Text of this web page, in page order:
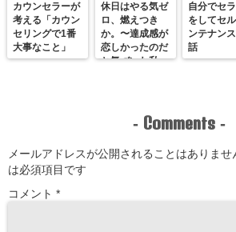
カウンセラーが
考える「カウン
セリングで1番
大事なこと」
休日はやる気ゼ
ロ、燃えつき
か。〜達成感が
恋しかったのだ
と気づいた私
自分でセ
をしてセ
ンテナン
話
- Comments -
メールアドレスが公開されることはありませ
は必須項目です
コメント *